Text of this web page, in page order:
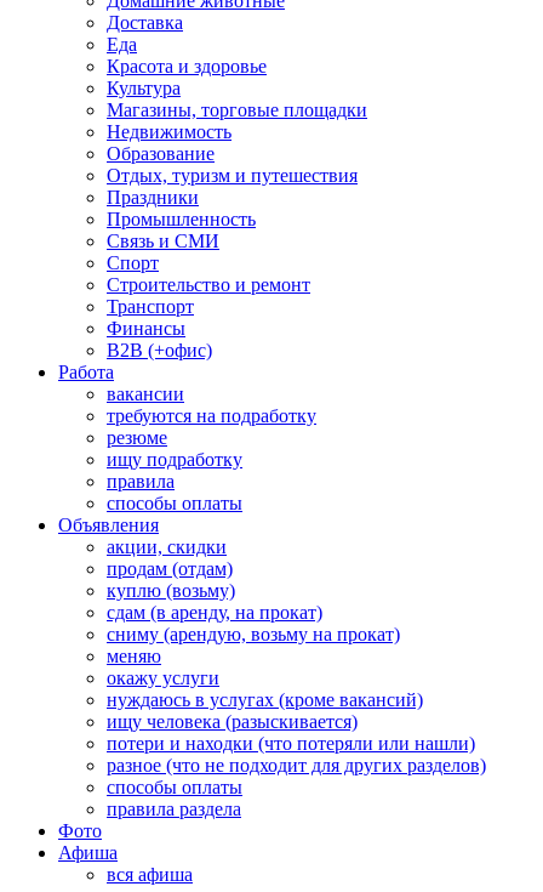
Доставка
Еда
Красота и здоровье
Культура
Магазины, торговые площадки
Недвижимость
Образование
Отдых, туризм и путешествия
Праздники
Промышленность
Связь и СМИ
Спорт
Строительство и ремонт
Транспорт
Финансы
B2B (+офис)
Работа
вакансии
требуются на подработку
резюме
ищу подработку
правила
способы оплаты
Объявления
акции, скидки
продам (отдам)
куплю (возьму)
сдам (в аренду, на прокат)
сниму (арендую, возьму на прокат)
меняю
окажу услуги
нуждаюсь в услугах (кроме вакансий)
ищу человека (разыскивается)
потери и находки (что потеряли или нашли)
разное (что не подходит для других разделов)
способы оплаты
правила раздела
Фото
Афиша
вся афиша